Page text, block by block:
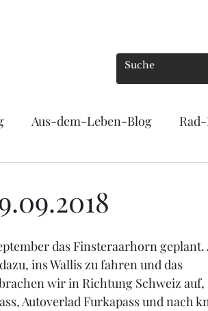
Aus-dem-Leben-Blog
das Finsteraarhorn geplant.
ins Wallis zu fahren und das
wir in Richtung Schweiz auf,
Autoverlad Furkapass und nach